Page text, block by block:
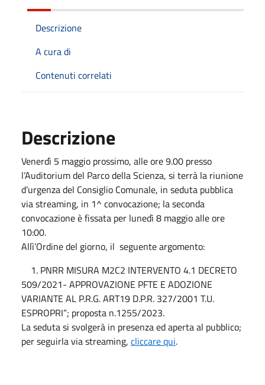
Descrizione
A cura di
Contenuti correlati
Descrizione
Venerdì 5 maggio prossimo, alle ore 9.00 presso
l’Auditorium del Parco della Scienza, si terrà la riunione
d’urgenza del Consiglio Comunale, in seduta pubblica
via streaming, in 1^ convocazione; la seconda
convocazione è fissata per lunedì 8 maggio alle ore
10:00.
Allì’Ordine del giorno, il seguente argomento:
1. PNRR MISURA M2C2 INTERVENTO 4.1 DECRETO
509/2021- APPROVAZIONE PFTE E ADOZIONE
VARIANTE AL P.R.G. ART19 D.P.R. 327/2001 T.U.
ESPROPRI”; proposta n.1255/2023.
La seduta si svolgerà in presenza ed aperta al pubblico;
per seguirla via streaming, cliccare qui.